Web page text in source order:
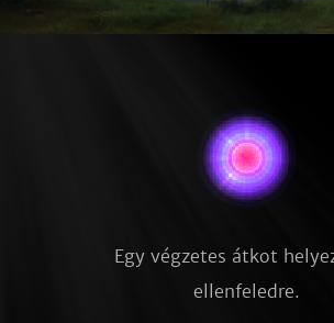
Egy végzetes átkot
ellenfeledre.